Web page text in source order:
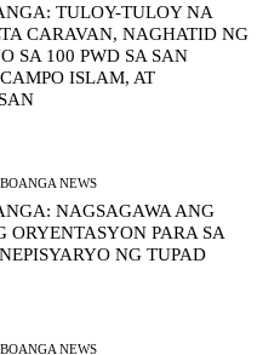
TULOY-TULOY NA
CARAVAN, NAGHATID NG
SA 100 PWD SA SAN
ISLAM, AT
NEWS
NAGSAGAWA ANG
ORYENTASYON PARA SA
NG TUPAD
NEWS